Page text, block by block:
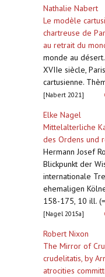
Nathalie Nabert
Le modèle
chartreuse de
au retrait du
monde au
XVIIe siècle,
cartusienne.
[Nabert 2021]
Elke Nagel
Mittelalterliche
des Ordens und
Hermann Josef
Blickpunkt der
internationale
ehemaligen
158-175, 10 ill.
[Nagel 2015a]
Robert Nixon
The Mirror of
crudelitatis, by
atrocities